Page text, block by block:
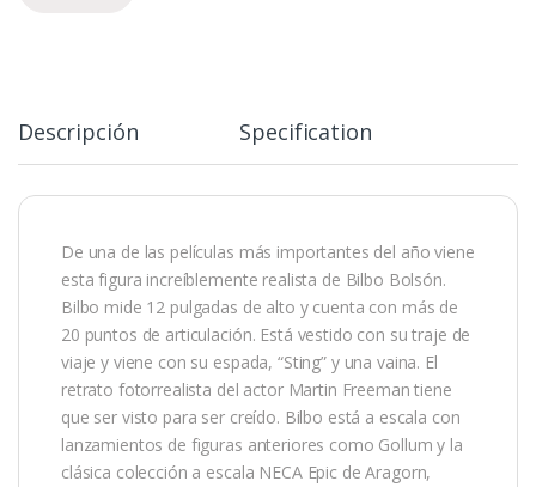
Descripción Specification
De una de las películas más importantes del año viene
esta figura increíblemente realista de Bilbo Bolsón.
Bilbo mide 12 pulgadas de alto y cuenta con más de
20 puntos de articulación. Está vestido con su traje de
viaje y viene con su espada, “Sting” y una vaina. El
retrato fotorrealista del actor Martin Freeman tiene
que ser visto para ser creído. Bilbo está a escala con
lanzamientos de figuras anteriores como Gollum y la
clásica colección a escala NECA Epic de Aragorn,